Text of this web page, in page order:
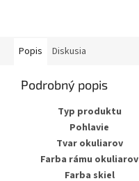
Popis Diskusia
Podrobný popis
Typ produktu
Pohlavie
Tvar okuliarov
Farba rámu okuliarov
Farba skiel